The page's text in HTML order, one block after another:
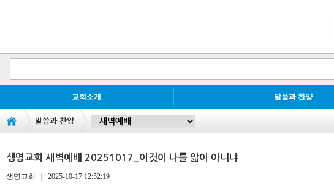
교회소개 말씀과 찬양
말씀과 찬양
생명교회 새벽예배 20251017_이것이 나를 앎이 아니냐
생명교회 2025-10-17 12:52:19